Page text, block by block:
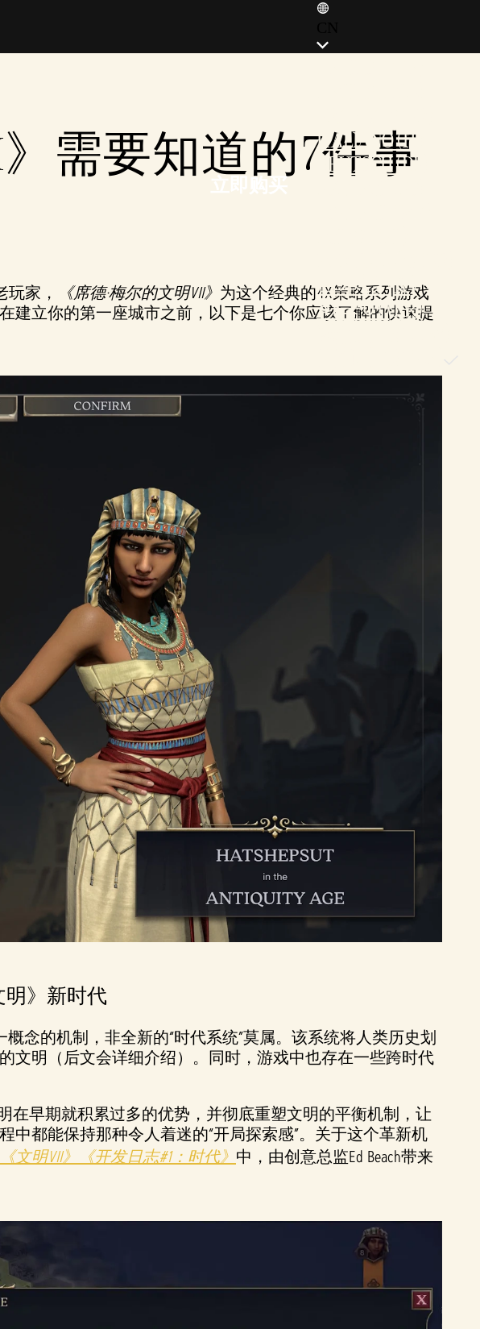
ITALIANO (IT)
DEUTSCH (DE)
日本語 (JP)
한국어 (KR)
需要知道的7件事
家， 《席德·梅尔的文明VII》 为这个经典的4X策略系列游戏
建立你的第一座城市之前，以下是七个你应该了解的快速提
明》新时代
念的机制，非全新的“时代系统”莫属。该系统将人类历史划
文明（后文会详细介绍）。同时，游戏中也存在一些跨时代
在早期就积累过多的优势，并彻底重塑文明的平衡机制，让
都能保持那种令人着迷的“开局探索感”。关于这个革新机
《文明VII》《开发日志#1：时代》 中，由创意总监Ed Beach带来